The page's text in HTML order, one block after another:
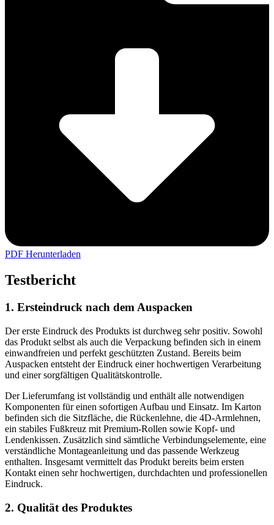
PDF Herunterladen
Testbericht
1. Ersteindruck nach dem Auspacken
Der erste Eindruck des Produkts ist durchweg sehr positiv. Sowohl
das Produkt selbst als auch die Verpackung befinden sich in einem
einwandfreien und perfekt geschützten Zustand. Bereits beim
Auspacken entsteht der Eindruck einer hochwertigen Verarbeitung
und einer sorgfältigen Qualitätskontrolle.
Der Lieferumfang ist vollständig und enthält alle notwendigen
Komponenten für einen sofortigen Aufbau und Einsatz. Im Karton
befinden sich die Sitzfläche, die Rückenlehne, die 4D-Armlehnen,
ein stabiles Fußkreuz mit Premium-Rollen sowie Kopf- und
Lendenkissen. Zusätzlich sind sämtliche Verbindungselemente, eine
verständliche Montageanleitung und das passende Werkzeug
enthalten. Insgesamt vermittelt das Produkt bereits beim ersten
Kontakt einen sehr hochwertigen, durchdachten und professionellen
Eindruck.
2. Qualität des Produktes